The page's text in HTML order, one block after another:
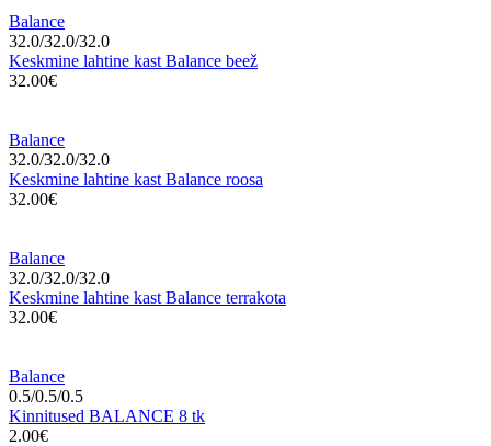
Balance
32.0/32.0/32.0
Keskmine lahtine kast Balance beež
32.00€
Balance
32.0/32.0/32.0
Keskmine lahtine kast Balance roosa
32.00€
Balance
32.0/32.0/32.0
Keskmine lahtine kast Balance terrakota
32.00€
Balance
0.5/0.5/0.5
Kinnitused BALANCE 8 tk
2.00€